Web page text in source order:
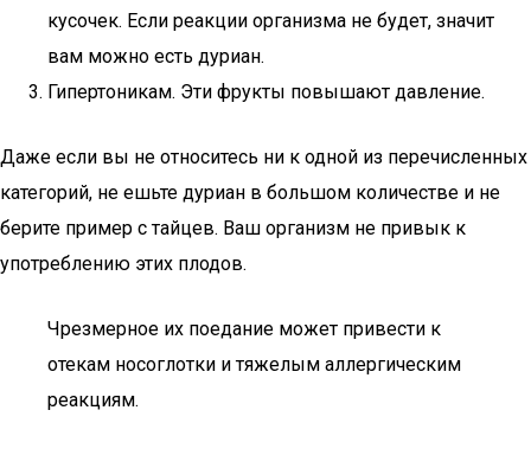
кусочек. Если реакции организма не будет, значит
вам можно есть дуриан.
Гипертоникам. Эти фрукты повышают давление.
Даже если вы не относитесь ни к одной из перечисленных
категорий, не ешьте дуриан в большом количестве и не
берите пример с тайцев. Ваш организм не привык к
употреблению этих плодов.
Чрезмерное их поедание может привести к
отекам носоглотки и тяжелым аллергическим
реакциям.